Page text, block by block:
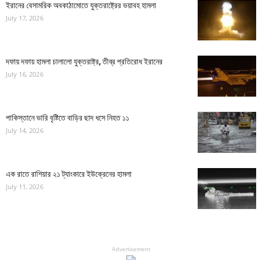
ইরানের বেসামরিক অবকাঠামোতে যুক্তরাষ্ট্রের ভয়াবহ হামলা
July 17, 2026
দফায় দফায় হামলা চালালো যুক্তরাষ্ট্র, তীব্র প্রতিরোধ ইরানের
July 16, 2026
পাকিস্তানে ভারি বৃষ্টিতে বাড়ির ছাদ ধসে নিহত ১১
July 14, 2026
এক রাতে রাশিয়ার ২১ ট্যাংকারে ইউক্রেনের হামলা
July 11, 2026
Advertisement